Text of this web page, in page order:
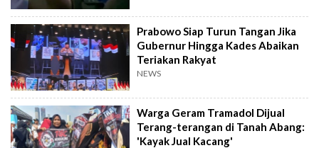
Prabowo Siap Turun Tangan Jika
Gubernur Hingga Kades Abaikan
Teriakan Rakyat
NEWS
Warga Geram Tramadol Dijual
Terang-terangan di Tanah Abang:
'Kayak Jual Kacang'